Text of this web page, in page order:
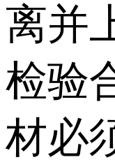
离并
检验
材必